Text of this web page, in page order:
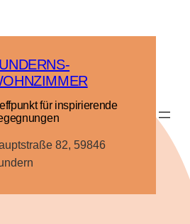
für inspirierende
82, 59846